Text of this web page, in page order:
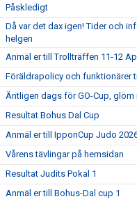
Påskledigt
Då var det dax igen! Tider och
helgen
Anmäl er till Trollträffen 11-12
Föräldrapolicy och funktionärer
Äntligen dags för GO-Cup, glöm
Resultat Bohus Dal Cup
Anmäl er till IpponCup Judo
Vårens tävlingar på hemsidan
Resultat Judits Pokal 1
Anmäl er till Bohus-Dal cup 1